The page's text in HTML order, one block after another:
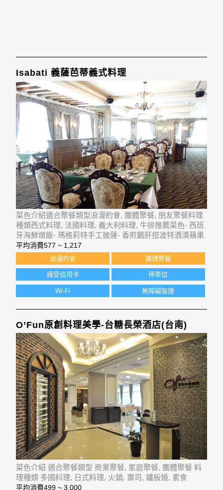
Isabati 義薩芭蒂義式料理
菜色介紹適合聚餐類型浪漫約會, 團體聚餐, 朋友聚餐料理
種類西式料理, 法國料理, 義大利料理, 牛排推薦菜色- 西班
牙海鮮燉飯- 瑪格莉特手工披薩- 香煎鵝肝搭波特酒漬蘋果
餐廳資訊消費價位$577 ~ $1217營業時間[午餐]週一 - 週日
11:30-14:00[晚餐]週一 - 週日 17:3
平均消費577 ~ 1,217
浪漫約會 團體聚餐
接受信用卡 停車位
Wi-Fi 無障礙設施
O’Fun原創料理美學-台糖長榮酒店(台南)
菜色介紹 適合聚餐類型 商業聚餐, 家庭聚餐, 團體聚餐 料
理種類 多國料理, 日式料理, 火鍋, 壽司, 鐵板燒, 素食
平均消費499 ~ 3,000